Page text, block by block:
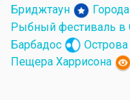
Бриджтаун
Рыбный фестиваль в
Барбадос
Острова
Пещера Харрисона